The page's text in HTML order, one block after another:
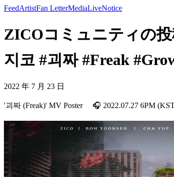
FeedArtistFan LetterMediaLiveNotice
ZICOコミュニティの
지코 #괴짜 #Freak
2022 年 7 月 23 日
'괴짜 (Freak)' MV Poster ⠀ 🎧 2022.07.27 6PM